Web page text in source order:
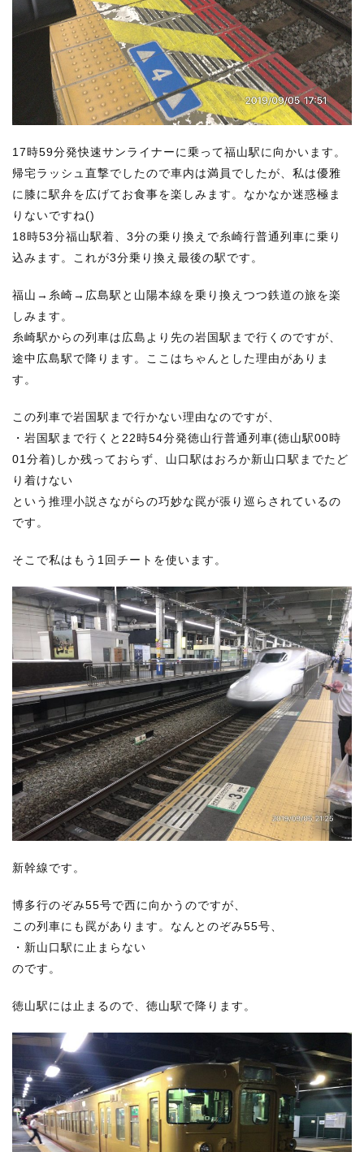
17時59分発快速サンライナーに乗って福山駅に向かいます。
帰宅ラッシュ直撃でしたので車内は満員でしたが、私は優雅
に膝に駅弁を広げてお食事を楽しみます。なかなか迷惑極ま
りないですね()
18時53分福山駅着、3分の乗り換えで糸崎行普通列車に乗り
込みます。これが3分乗り換え最後の駅です。
福山→糸崎→広島駅と山陽本線を乗り換えつつ鉄道の旅を楽
しみます。
糸崎駅からの列車は広島より先の岩国駅まで行くのですが、
途中広島駅で降ります。ここはちゃんとした理由がありま
す。
この列車で岩国駅まで行かない理由なのですが、
・岩国駅まで行くと22時54分発徳山行普通列車(徳山駅00時
01分着)しか残っておらず、山口駅はおろか新山口駅までたど
り着けない
という推理小説さながらの巧妙な罠が張り巡らされているの
です。
そこで私はもう1回チートを使います。
新幹線です。
博多行のぞみ55号で西に向かうのですが、
この列車にも罠があります。なんとのぞみ55号、
・新山口駅に止まらない
のです。
徳山駅には止まるので、徳山駅で降ります。